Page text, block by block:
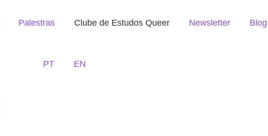
Palestras Clube de Estudos Queer Newsletter Blog
PT EN